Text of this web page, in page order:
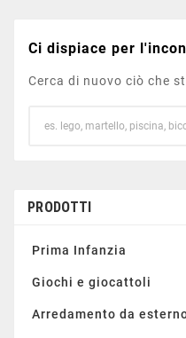
Ci dispiace per
Cerca di nuovo ciò che
PRODOTTI
Prima Infanzia
Giochi e giocattoli
Arredamento da